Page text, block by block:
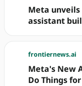
Meta
assistant
frontiernews.ai
Meta's New
Do Things